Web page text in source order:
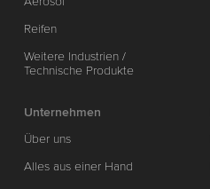
Reifen
Weitere Industrien /
Technische Produkte
Unternehmen
Über uns
Alles aus einer Hand